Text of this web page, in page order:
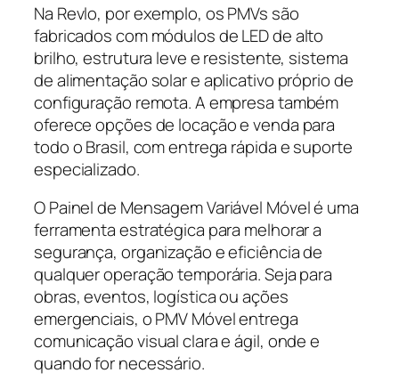
Na Revlo, por exemplo, os PMVs são
fabricados com módulos de LED de alto
brilho, estrutura leve e resistente, sistema
de alimentação solar e aplicativo próprio de
configuração remota. A empresa também
oferece opções de locação e venda para
todo o Brasil, com entrega rápida e suporte
especializado.
O Painel de Mensagem Variável Móvel é uma
ferramenta estratégica para melhorar a
segurança, organização e eficiência de
qualquer operação temporária. Seja para
obras, eventos, logística ou ações
emergenciais, o PMV Móvel entrega
comunicação visual clara e ágil, onde e
quando for necessário.